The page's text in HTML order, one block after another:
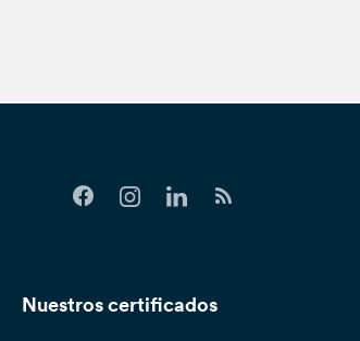
Nuestros certificados